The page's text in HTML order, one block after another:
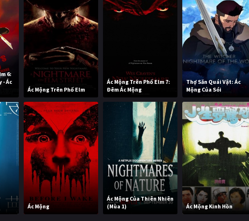
6:
- Ác
Ác Mộng Trên Phố Elm
Ác Mộng Trên Phố Elm 7:
Đêm Ác Mộng
Thợ Săn Quái Vật: Ác
Mộng Của Sói
Ác Mộng
Ác Mộng Của Thiên Nhiên
(Mùa 1)
Ác Mộng Kinh Hồn